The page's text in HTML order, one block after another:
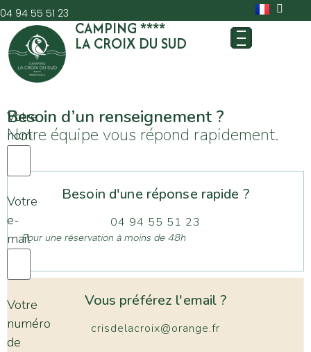
04 94 55 51 23
CAMPING ****
LA CROIX DU SUD
Besoin d’un renseignement ?
Notre équipe vous répond rapidement.
Besoin d'une réponse rapide ?
04 94 55 51 23
Pour une réservation à moins de 48h
Vous préférez l'email ?
crisdelacroix@orange.fr
Votre
nom
Votre
e-
mail
Votre
numéro
de